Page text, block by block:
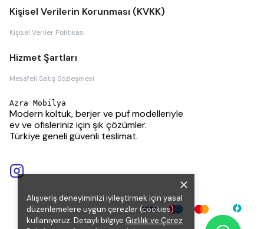
Alışveriş deneyiminizi iyileştirmek için yasal
düzenlemelere uygun çerezler (cookies)
kullanıyoruz. Detaylı bilgiye Gizlilik ve Çerez
Kişisel Verilerin Korunması (KVKK)
Kişisel Veriler Politikası
Hizmet Şartları
Mesafeli Satış Sözleşmesi
Azra Mobilya
Modern koltuk, berjer ve puf modelleriyle
ev ve ofisleriniz için şık çözümler.
Türkiye geneli güvenli teslimat.